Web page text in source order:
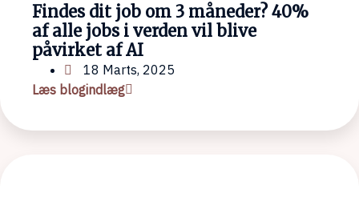
Findes dit job om 3 måneder? 40%
af alle jobs i verden vil blive
påvirket af AI
18 Marts, 2025
Læs blogindlæg